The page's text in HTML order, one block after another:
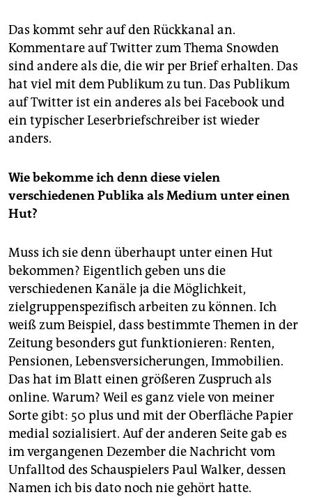
Das kommt sehr auf den Rückkanal an.
Kommentare auf Twitter zum Thema Snowden
sind andere als die, die wir per Brief erhalten. Das
hat viel mit dem Publikum zu tun. Das Publikum
auf Twitter ist ein anderes als bei Facebook und
ein typischer Leserbriefschreiber ist wieder
anders.
Wie bekomme ich denn diese vielen
verschiedenen Publika als Medium unter einen
Hut?
Muss ich sie denn überhaupt unter einen Hut
bekommen? Eigentlich geben uns die
verschiedenen Kanäle ja die Möglichkeit,
zielgruppenspezifisch arbeiten zu können. Ich
weiß zum Beispiel, dass bestimmte Themen in der
Zeitung besonders gut funktionieren: Renten,
Pensionen, Lebensversicherungen, Immobilien.
Das hat im Blatt einen größeren Zuspruch als
online. Warum? Weil es ganz viele von meiner
Sorte gibt: 50 plus und mit der Oberfläche Papier
medial sozialisiert. Auf der anderen Seite gab es
im vergangenen Dezember die Nachricht vom
Unfalltod des Schauspielers Paul Walker, dessen
Namen ich bis dato noch nie gehört hatte.